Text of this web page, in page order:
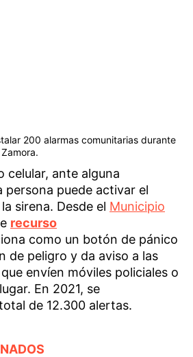
200 alarmas comunitarias durante
celular, ante alguna
persona puede activar el
sirena. Desde el Municipio
recurso
como un botón de pánico
de peligro y da aviso a las
envíen móviles policiales o
En 2021, se
de 12.300 alertas.